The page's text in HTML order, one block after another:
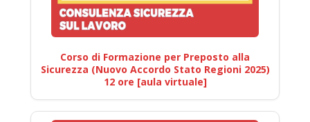
Corso di Formazione per Preposto alla
Sicurezza (Nuovo Accordo Stato Regioni 2025)
12 ore [aula virtuale]